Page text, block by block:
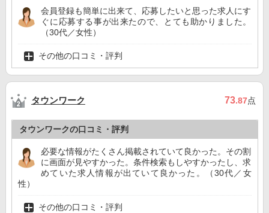
会員登録も簡単に出来て、応募したいと思った求人にす
ぐに応募する事が出来たので、とても助かりました。
（30代／女性）
その他の口コミ・評判
タウンワーク 73.87点
タウンワークの口コミ・評判
必要な情報がたくさん掲載されていて良かった。その割
に画面が見やすかった。条件検索もしやすかったし、求
めていた求人情報が出ていて良かった。（30代／女
性）
その他の口コミ・評判